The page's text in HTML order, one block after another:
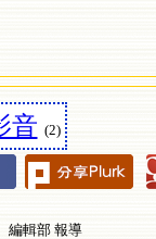
音 (2)
編輯部 報導